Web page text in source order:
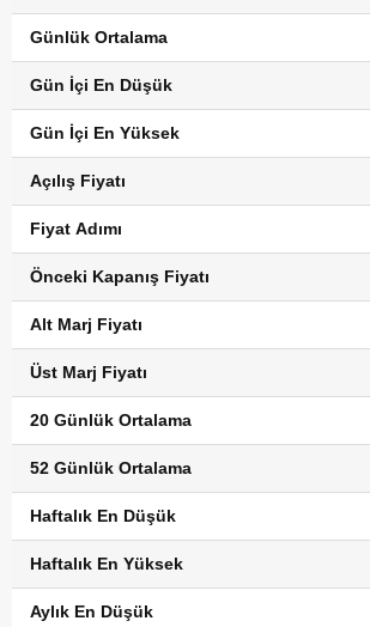
Günlük Ortalama
Gün İçi En Düşük
Gün İçi En Yüksek
Açılış Fiyatı
Fiyat Adımı
Önceki Kapanış Fiyatı
Alt Marj Fiyatı
Üst Marj Fiyatı
20 Günlük Ortalama
52 Günlük Ortalama
Haftalık En Düşük
Haftalık En Yüksek
Aylık En Düşük